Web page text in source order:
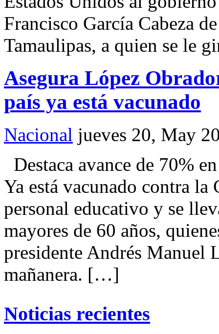
Francisco García Cabeza
Tamaulipas, a quien se le
Asegura López
país ya está vacunado
Nacional jueves 20, May
Destaca avance de 70%
Ya está vacunado contra
personal educativo y se
mayores de 60 años,
presidente Andrés Manuel
mañanera. […]
Noticias recientes